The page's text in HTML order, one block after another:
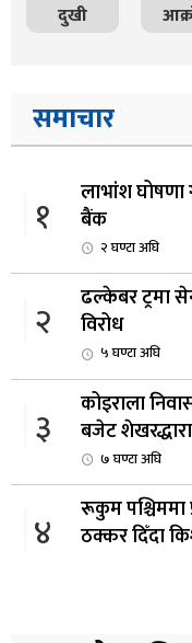
दुखी
समाचार
१
लाभांश घोषणा
बैंक
२ घण्टा अघि
२
ढल्केबर ट्रमा
विरोध
५ घण्टा अघि
३
कोइराला
बजेट
७ घण्टा अघि
४
रूकुम पश्चिममा
ठक्कर दिँदा